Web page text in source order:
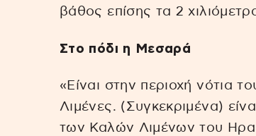
βάθος επίσης τα 2
Στο πόδι η Μεσαρά
«Είναι στην περιοχή νότια
Λιμένες. (Συγκεκριμένα)
των Καλών Λιμένων του